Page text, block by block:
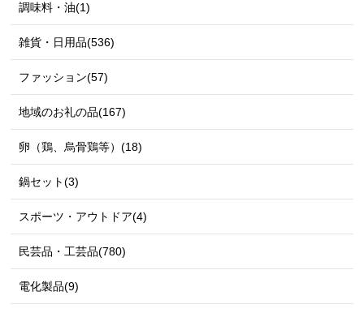
調味料・油(1)
雑貨・日用品(536)
ファッション(57)
地域のお礼の品(167)
卵（鶏、烏骨鶏等）(18)
鍋セット(3)
スポーツ・アウトドア(4)
民芸品・工芸品(780)
電化製品(9)